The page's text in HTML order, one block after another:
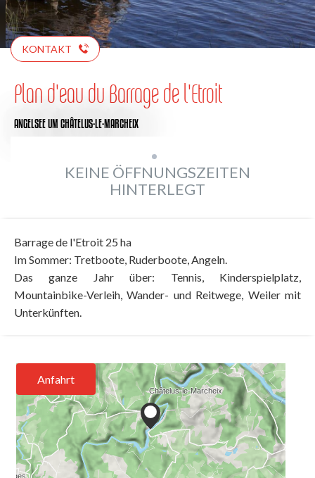
KONTAKT
Plan d'eau du Barrage de l'Etroit
ANGELSEEUM CHÂTELUS-LE-MARCHEIX
KEINE ÖFFNUNGSZEITEN
HINTERLEGT
Barrage de l'Etroit 25 ha
Im Sommer: Tretboote, Ruderboote, Angeln.
Das ganze Jahr über: Tennis, Kinderspielplatz,
Mountainbike-Verleih, Wander- und Reitwege, Weiler mit
Unterkünften.
Anfahrt